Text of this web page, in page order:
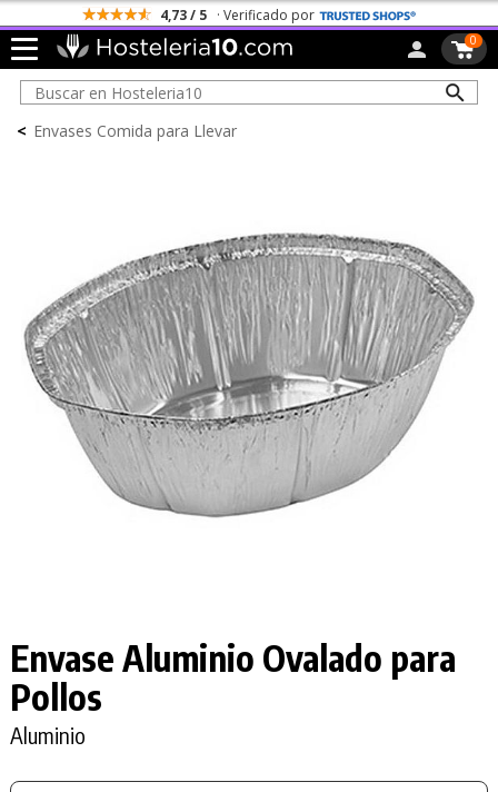
4,73 / 5 · Verificado por
0
< Envases Comida para Llevar
Envase Aluminio Ovalado para
Pollos
Aluminio